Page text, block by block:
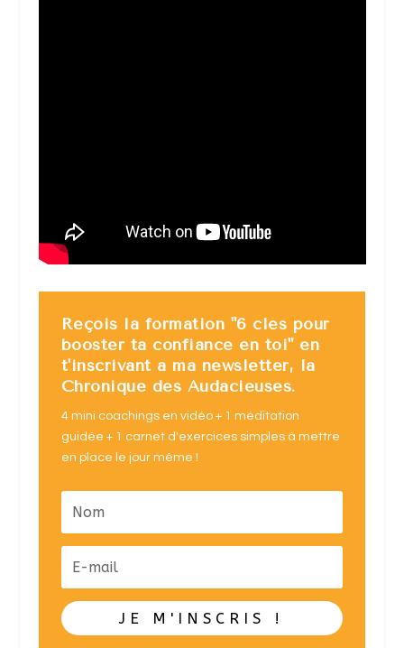
Reçois la formation "6 clés pour
booster ta confiance en toi" en
t'inscrivant à ma newsletter, la
Chronique des Audacieuses.
4 mini coachings en vidéo + 1 méditation
guidée + 1 carnet d'exercices simples à mettre
en place le jour même !
JE M'INSCRIS !